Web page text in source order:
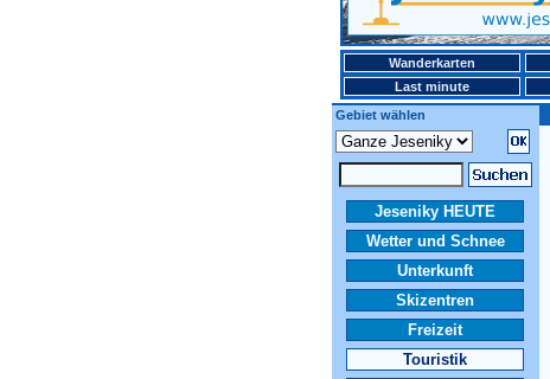
Wanderkarten
Last minute
Gebiet wählen
Jeseniky HEUTE
Wetter und Schnee
Unterkunft
Skizentren
Freizeit
Touristik